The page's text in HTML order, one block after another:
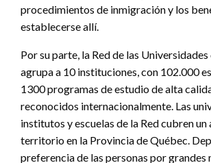
procedimientos de inmigración y los
establecerse allí.
Por su parte, la Red de las
agrupa a 10 instituciones, con 102.000
1300 programas de estudio de alta
reconocidos internacionalmente. Las
institutos y escuelas de la Red cubren un
territorio en la Provincia de Québec.
preferencia de las personas por